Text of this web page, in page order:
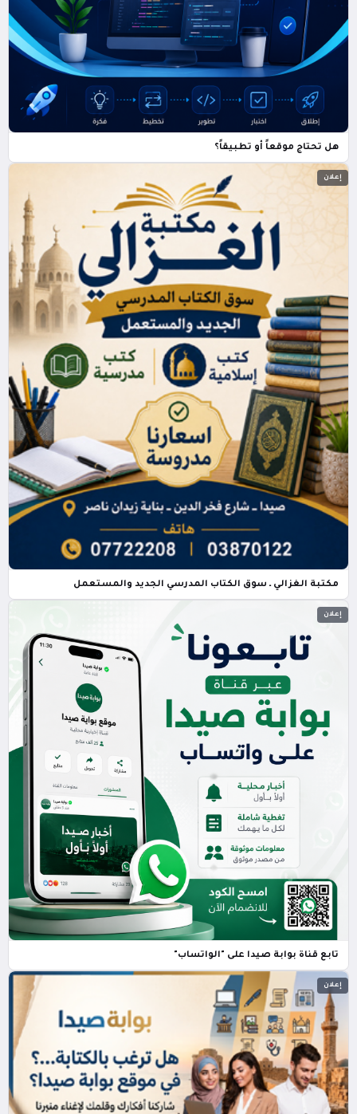
هل تحتاج موقعاً أو تطبيقاً؟
إعلان
مكتبة الغزالي ـ سوق الكتاب المدرسي الجديد والمستعمل
إعلان
تابع قناة بوابة صيدا على "الواتساب"
إعلان